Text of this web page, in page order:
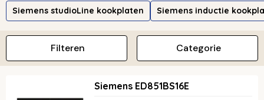
van de supersnelle inductie, de controle van gas, of het gemak
perfect in jouw keuken past. Dankzij de slimme functies wordt
koken niet alleen eenvoudiger, maar ook veel leuker. Neem een
kijkje in het assortiment en vind de Siemens kookplaat die jouw
Siemens studioLine kookplaten Siemens inductie
Categorie
Filteren
Siemens ED851BS16E